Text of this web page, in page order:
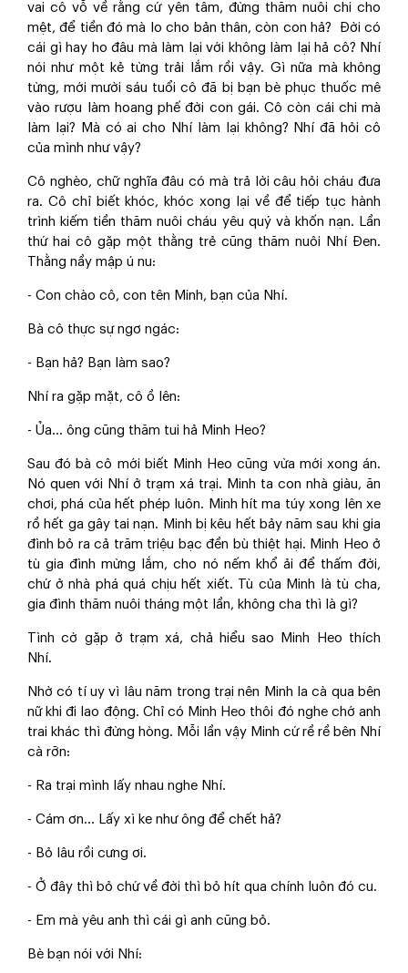
vai cô vỗ về rằng cứ yên tâm, đừng thăm nuôi chi cho
mệt, để tiền đó mà lo cho bản thân, còn con hả? Đời có
cái gì hay ho đâu mà làm lại với không làm lại hả cô? Nhí
nói như một kẻ từng trải lắm rồi vậy. Gì nữa mà không
từng, mới mười sáu tuổi cô đã bị bạn bè phục thuốc mê
vào rượu làm hoang phế đời con gái. Cô còn cái chi mà
làm lại? Mà có ai cho Nhí làm lại không? Nhí đã hỏi cô
của mình như vậy?
Cô nghèo, chữ nghĩa đâu có mà trả lời câu hỏi cháu đưa
ra. Cô chỉ biết khóc, khóc xong lại về để tiếp tục hành
trình kiếm tiền thăm nuôi cháu yêu quý và khốn nạn. Lần
thứ hai cô gặp một thằng trẻ cũng thăm nuôi Nhí Đen.
Thằng nầy mập ú nu:
- Con chào cô, con tên Minh, bạn của Nhí.
Bà cô thực sự ngơ ngác:
- Bạn hả? Bạn làm sao?
Nhí ra gặp mặt, cô ồ lên:
- Ủa… ông cũng thăm tui hả Minh Heo?
Sau đó bà cô mới biết Minh Heo cũng vừa mới xong án.
Nó quen với Nhí ở trạm xá trại. Minh ta con nhà giàu, ăn
chơi, phá của hết phép luôn. Minh hít ma túy xong lên xe
rồ hết ga gây tai nạn. Minh bị kêu hết bảy năm sau khi gia
đình bỏ ra cả trăm triệu bạc đền bù thiệt hại. Minh Heo ở
tù gia đình mừng lắm, cho nó nếm khổ ải để thấm đời,
chứ ở nhà phá quá chịu hết xiết. Tù của Minh là tù cha,
gia đình thăm nuôi tháng một lần, không cha thì là gì?
Tình cờ gặp ở trạm xá, chả hiểu sao Minh Heo thích
Nhí.
Nhờ có tí uy vì lâu năm trong trại nên Minh la cà qua bên
nữ khi đi lao động. Chỉ có Minh Heo thôi đó nghe chớ anh
trai khác thì đừng hòng. Mỗi lần vậy Minh cứ rề rề bên Nhí
cà rỡn:
- Ra trại mình lấy nhau nghe Nhí.
- Cám ơn… Lấy xì ke như ông để chết hả?
- Bỏ lâu rồi cưng ơi.
- Ở đây thì bỏ chứ về đời thì bỏ hít qua chính luôn đó cu.
- Em mà yêu anh thì cái gì anh cũng bỏ.
Bè bạn nói với Nhí: